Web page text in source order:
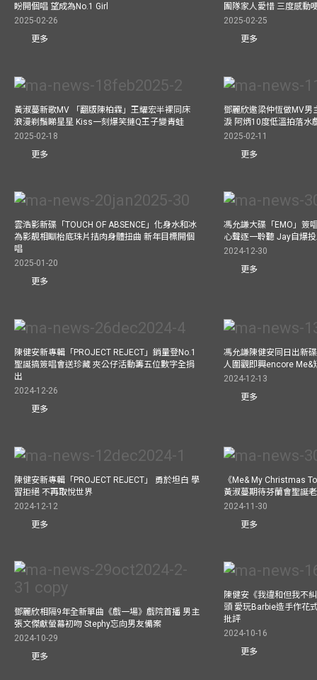
盼開個唱 望成為No.1 Girl
2025-02-26
更多
團隊家人愛惜 三度感動
2025-02-25
更多
黃淑蔓新歌MV 「翻版陳柏霖」王耀宏半裸同床
浪漫剃鬚睇星星 Kiss一刻爆笑撻Q王子變青蛙
2025-02-18
更多
鄧麗欣邀梁仲恆做MV男
淚 阿炳10度低溫拍落水
2025-02-11
更多
雲浩影新碟「TOUCH OF ABSENCE」化身水和冰
為影靚相瞓枱底珠片拮肉身體扭曲 新年目標開個
唱
2025-01-20
更多
馮允謙大碟「EMO」簽
心聲逐一聆聽 Jay自爆
2024-12-30
更多
陳健安新專輯「PROJECT REJECT」銷量登No.1
聖誕搞簽唱會送珍藏 夾公仔活動籌五位數字全捐
出
2024-12-26
更多
馮允謙陳健安同日出新
人圍觀即興encore Me&
2024-12-13
更多
陳健安新專輯「PROJECT REJECT」 勇於坦白 學
習拒絕 不再取悅世界
2024-12-12
更多
《Me& My Christmas
黃淑蔓期待芬蘭會聖誕
2024-11-30
更多
鄧麗欣相隔9年全新單曲《戲一場》戲院首播 男主
張文傑獻螢幕初吻 Stephy忘向男友備案
2024-10-29
更多
陳健安《我違和但我不
頭 愛玩Barbie造手作花
批評
2024-10-16
更多